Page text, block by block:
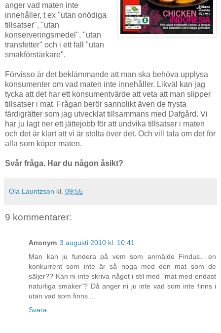
anger vad maten inte
innehåller, t ex "utan onödiga
tillsatser", "utan
konserveringsmedel", "utan
transfetter" och i ett fall "utan
smakförstärkare".
Förvisso är det beklämmande att man ska behöva upplysa
konsumenter om vad maten inte innehåller. Likväl kan jag
tycka att det har ett konsumentvärde att veta att man slipper
tillsatser i mat. Frågan berör sannolikt även de frysta
färdigrätter som jag utvecklat tillsammans med Dafgård. Vi
har ju lagt ner ett jättejobb för att undvika tillsatser i maten
och det är klart att vi är stolta över det. Och vill tala om det för
alla som köper maten.
Svår fråga. Har du någon åsikt?
Ola Lauritzson kl. 09:55
9 kommentarer:
Anonym 3 augusti 2010 kl. 10:41
Man kan ju fundera på vem som anmälde Findus.. en
konkurrent som inte är så noga med den mat som de
säljer?? Kan ni inte skriva något i stil med "mat med endast
naturliga smaker"? Då anger ni ju inte vad som inte finns i
utan vad som finns....
Svara